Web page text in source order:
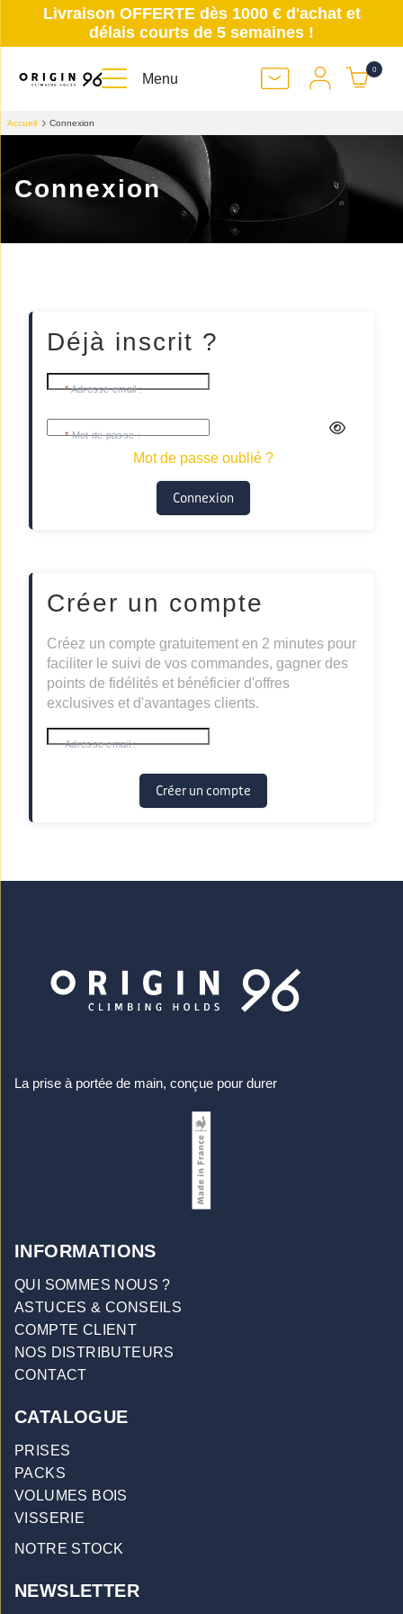
Livraison OFFERTE dès 1000 € d'achat et
délais courts de 5 semaines !
Menu
0
Accueil Connexion
Connexion
Déjà inscrit ?
Adresse email :
Mot de passe :
Mot de passe oublié ?
Créer un compte
Créez un compte gratuitement en 2 minutes pour
faciliter le suivi de vos commandes, gagner des
points de fidélités et bénéficier d'offres
exclusives et d'avantages clients.
Adresse email :
La prise à portée de main, conçue pour durer
INFORMATIONS
QUI SOMMES NOUS ?
ASTUCES & CONSEILS
COMPTE CLIENT
NOS DISTRIBUTEURS
CONTACT
CATALOGUE
PRISES
PACKS
VOLUMES BOIS
VISSERIE
NOTRE STOCK
NEWSLETTER